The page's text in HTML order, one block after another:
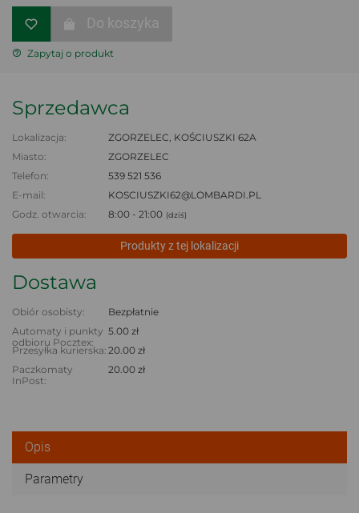
Do koszyka
Zapytaj o produkt
Sprzedawca
Lokalizacja:
ZGORZELEC, KOŚCIUSZKI 62A
Miasto:
ZGORZELEC
Telefon:
539 521 536
E-mail:
KOSCIUSZKI62@LOMBARDI.PL
Godz. otwarcia:
8:00 - 21:00 (dziś)
Produkty z tej lokalizacji
Dostawa
Obiór osobisty:
Bezpłatnie
Automaty i punkty
odbioru Pocztex:
5.00 zł
Przesyłka kurierska: 20.00 zł
Paczkomaty
InPost:
20.00 zł
Opis
Parametry